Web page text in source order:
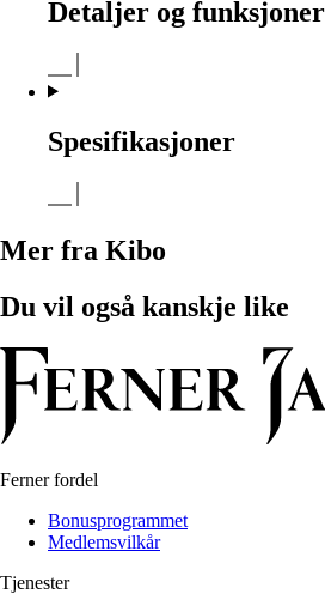
Detaljer og funksjoner
Spesifikasjoner
Mer fra Kibo
Du vil også kanskje like
Ferner fordel
Bonusprogrammet
Medlemsvilkår
Tjenester